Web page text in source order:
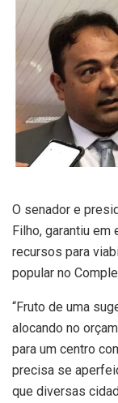
O senador e
Filho, garantiu
recursos para
popular no
“Fruto de uma
alocando no
para um centro
precisa se
que diversas